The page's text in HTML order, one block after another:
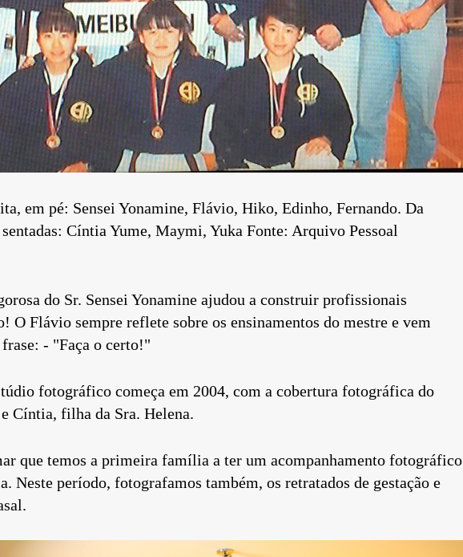
em pé: Sensei Yonamine, Flávio, Hiko, Edinho, Fernando. Da
Cíntia Yume, Maymi, Yuka Fonte: Arquivo Pessoal
do Sr. Sensei Yonamine ajudou a construir profissionais
O Flávio sempre reflete sobre os ensinamentos do mestre e vem
- "Faça o certo!"
fotográfico começa em 2004, com a cobertura fotográfica do
Cíntia, filha da Sra. Helena.
que temos a primeira família a ter um acompanhamento fotográfico
Neste período, fotografamos também, os retratados de gestação e